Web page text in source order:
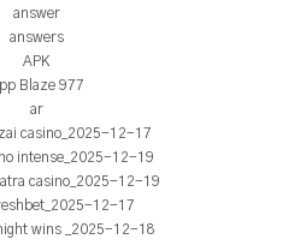
answer
answers
APK
Blaze 977
ar
casino_2025-12-17
intense_2025-12-19
casino_2025-12-19
12-17
wins _2025-12-18